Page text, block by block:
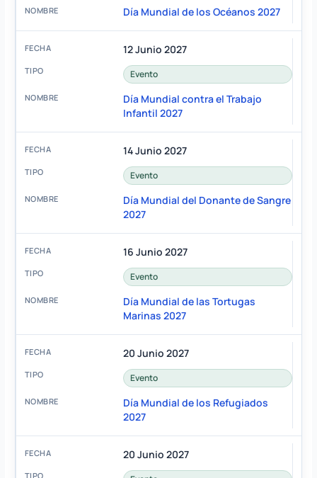
Día Mundial de los Océanos 2027
12 Junio 2027
Evento
Día Mundial contra el Trabajo
Infantil 2027
14 Junio 2027
Evento
Día Mundial del Donante de Sangre
2027
16 Junio 2027
Evento
Día Mundial de las Tortugas
Marinas 2027
20 Junio 2027
Evento
Día Mundial de los Refugiados
2027
20 Junio 2027